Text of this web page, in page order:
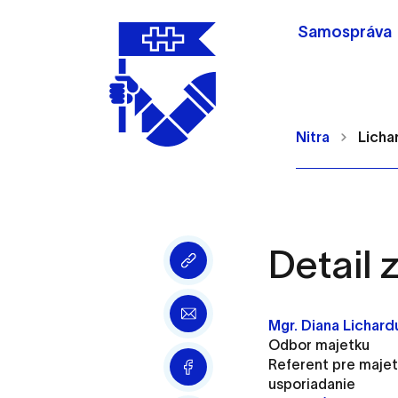
Samospráva
Nitra
Detail
Mgr. Diana
Odbor majetku
Referent pre
usporiadanie
Nastavenie cookies
Cookies sú malé
Používajú sa napríklad k
Vaša voľba v tomto okne.